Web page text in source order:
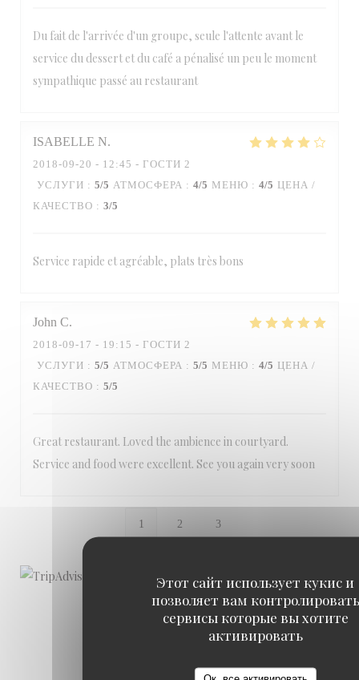
Этот сайт использует кукис и
позволяет вам контролировать
сервисы которые вы хотите
активировать
Du fait de l'arrivée d'un groupe, seule l'attente avant le
service du dessert et du café a pénalisé un peu le moment
sympathique passé au restaurant
ISABELLE N
2018-09-20 - 12:45 - ГОСТИ 2
УСЛУГИ : 5/5 АТМОСФЕРА : 4/5 МЕНЮ : 4/5 ЦЕНА /
КАЧЕСТВО : 3/5
Service rapide et agréable, plats très bons
John C
2018-09-17 - 19:15 - ГОСТИ 2
УСЛУГИ : 5/5 АТМОСФЕРА : 5/5 МЕНЮ : 4/5 ЦЕНА /
КАЧЕСТВО : 5/5
Great restaurant. Loved the ambience in courtyard.
Service and food were excellent. See you again very soon
1 2 3